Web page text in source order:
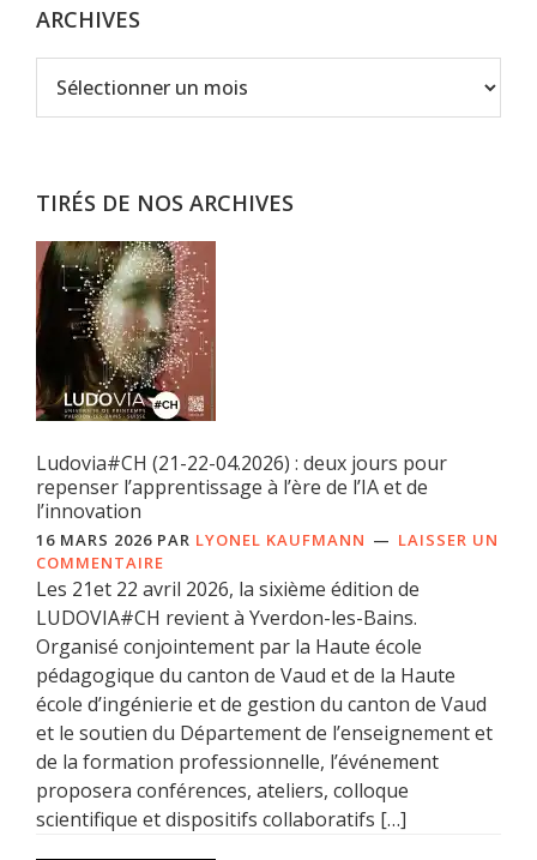
ARCHIVES
TIRÉS DE NOS ARCHIVES
Ludovia#CH (21-22-04.2026) : deux jours pour
repenser l’apprentissage à l’ère de l’IA et de
l’innovation
16 MARS 2026 PAR LYONEL KAUFMANN
LAISSER UN
COMMENTAIRE
Les 21et 22 avril 2026, la sixième édition de
LUDOVIA#CH revient à Yverdon-les-Bains.
Organisé conjointement par la Haute école
pédagogique du canton de Vaud et de la Haute
école d’ingénierie et de gestion du canton de Vaud
et le soutien du Département de l’enseignement et
de la formation professionnelle, l’événement
proposera conférences, ateliers, colloque
scientifique et dispositifs collaboratifs […]